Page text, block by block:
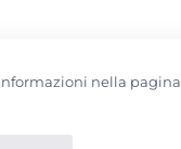
nella pagina